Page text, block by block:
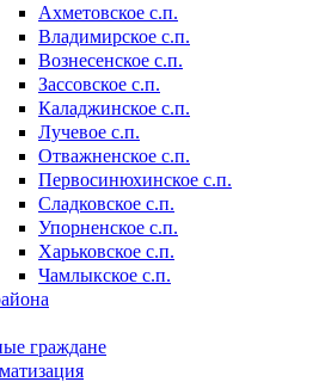
Ахметовское с.п.
Владимирское с.п.
Вознесенское с.п.
Зассовское с.п.
Каладжинское с.п.
Лучевое с.п.
Отважненское с.п.
Первосинюхинское с.п.
Сладковское с.п.
Упорненское с.п.
Харьковское с.п.
Чамлыкское с.п.
граждане